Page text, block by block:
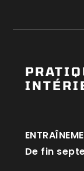
De fin